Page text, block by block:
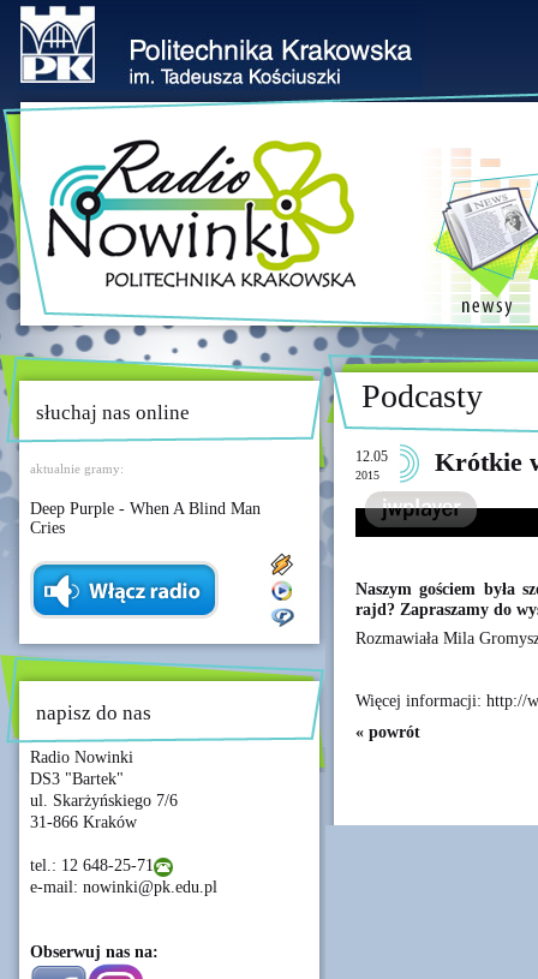
słuchaj nas online
aktualnie gramy:
Deep Purple - When A Blind Man
Cries
napisz do nas
Radio Nowinki
DS3 "Bartek"
ul. Skarżyńskiego 7/6
31-866 Kraków
tel.: 12 648-25-71
e-mail: nowinki@pk.edu.pl
Obserwuj nas na:
Podcasty
12.05
2015 Krótkie
Naszym gościem była
rajd? Zapraszamy do
Rozmawiała Mila
Więcej informacji: http://
« powrót